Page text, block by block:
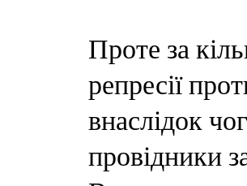
Проте за
репресії
внаслідок
провідники